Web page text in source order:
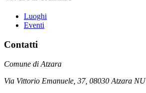
Luoghi
Eventi
Contatti
Comune di Atzara
Via Vittorio Emanuele, 37, 08030 Atzara NU